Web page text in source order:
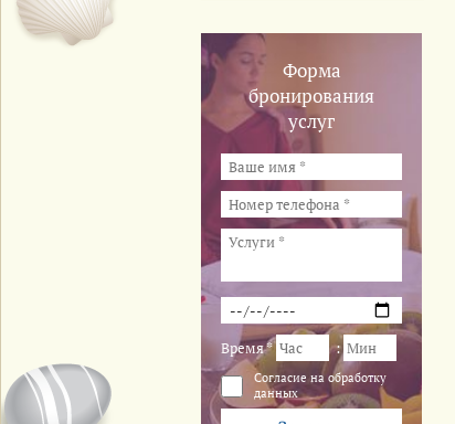
Форма
бронирования
услуг
Время * :
Cогласие на обработку
данных